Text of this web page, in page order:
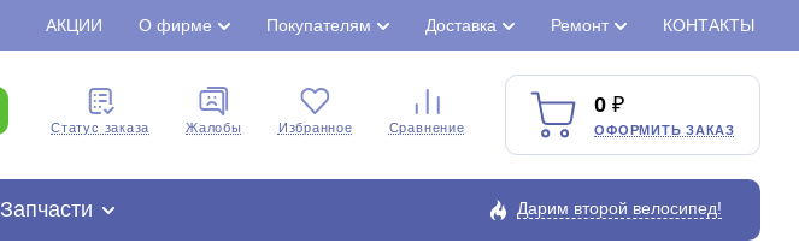
АКЦИИ О фирме Покупателям Доставка Ремонт КОНТАКТЫ
Cтатус заказа Жалобы Избранное Сравнение
0
ОФОРМИТЬ ЗАКАЗ
Запчасти Дарим второй велосипед!